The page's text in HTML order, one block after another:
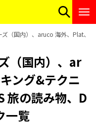
（国内）、aruco 海外、Plat、
（国内）、ar
ング&テクニ
旅の読み物、D
一覧